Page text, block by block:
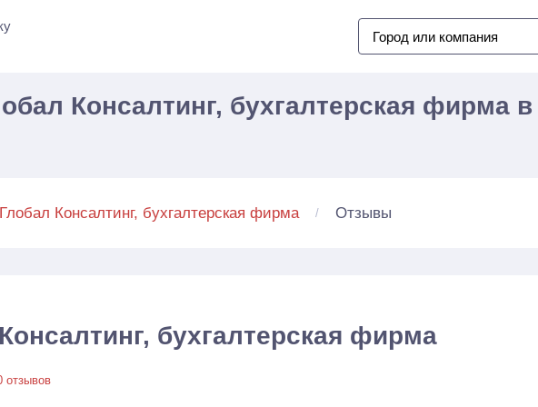
Консалтинг, бухгалтерская фирма в
Глобал Консалтинг, бухгалтерская фирма Отзывы
бухгалтерская фирма
отзывов